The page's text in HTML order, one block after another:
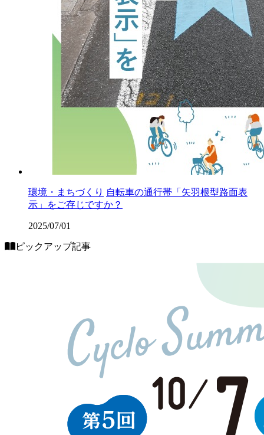
環境・まちづくり 自転車の通行帯「矢羽根型路面表
示」をご存じですか？
2025/07/01
ピックアップ記事